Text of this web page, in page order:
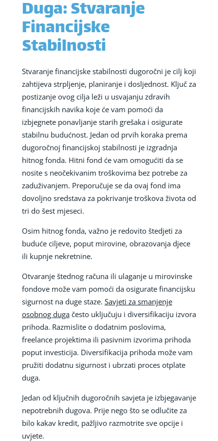
Duga: Stvaranje
Financijske
Stabilnosti
Stvaranje financijske stabilnosti dugoročni je cilj koji
zahtijeva strpljenje, planiranje i dosljednost. Ključ za
postizanje ovog cilja leži u usvajanju zdravih
financijskih navika koje će vam pomoći da
izbjegnete ponavljanje starih grešaka i osigurate
stabilnu budućnost. Jedan od prvih koraka prema
dugoročnoj financijskoj stabilnosti je izgradnja
hitnog fonda. Hitni fond će vam omogućiti da se
nosite s neočekivanim troškovima bez potrebe za
zaduživanjem. Preporučuje se da ovaj fond ima
dovoljno sredstava za pokrivanje troškova života od
tri do šest mjeseci.
Osim hitnog fonda, važno je redovito štedjeti za
buduće ciljeve, poput mirovine, obrazovanja djece
ili kupnje nekretnine.
Otvaranje štednog računa ili ulaganje u mirovinske
fondove može vam pomoći da osigurate financijsku
sigurnost na duge staze. Savjeti za smanjenje
osobnog dugačesto uključuju i diversifikaciju izvora
prihoda. Razmislite o dodatnim poslovima,
freelance projektima ili pasivnim izvorima prihoda
poput investicija. Diversifikacija prihoda može vam
pružiti dodatnu sigurnost i ubrzati proces otplate
duga.
Jedan od ključnih dugoročnih savjeta je izbjegavanje
nepotrebnih dugova. Prije nego što se odlučite za
bilo kakav kredit, pažljivo razmotrite sve opcije i
uvjete.